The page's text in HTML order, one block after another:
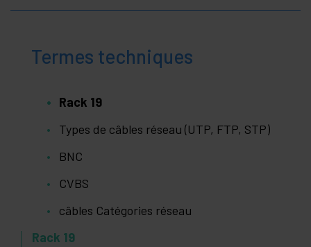
Termes techniques
Rack 19
Types de câbles réseau (UTP, FTP, STP)
BNC
CVBS
câbles Catégories réseau
Rack 19